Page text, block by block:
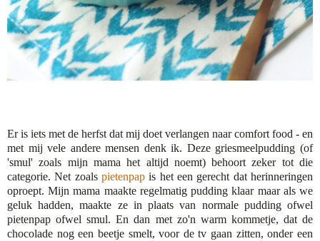
Er is iets met de herfst dat mij doet verlangen naar comfort food - en
met mij vele andere mensen denk ik. Deze griesmeelpudding (of
'smul' zoals mijn mama het altijd noemt) behoort zeker tot die
categorie. Net zoals pietenpap is het een gerecht dat herinneringen
oproept. Mijn mama maakte regelmatig pudding klaar maar als we
geluk hadden, maakte ze in plaats van normale pudding ofwel
pietenpap ofwel smul. En dan met zo'n warm kommetje, dat de
chocolade nog een beetje smelt, voor de tv gaan zitten, onder een